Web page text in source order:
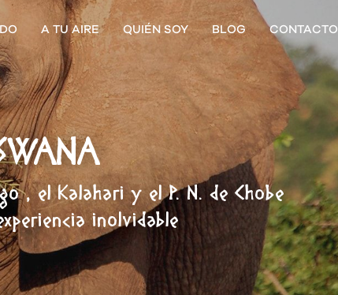
A TU AIRE QUIÉN SOY BLOG CONTACTO
, el Kalahari y el P. N. de Chobe
inolvidable